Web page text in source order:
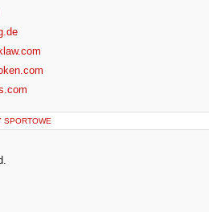
SPORTOWE